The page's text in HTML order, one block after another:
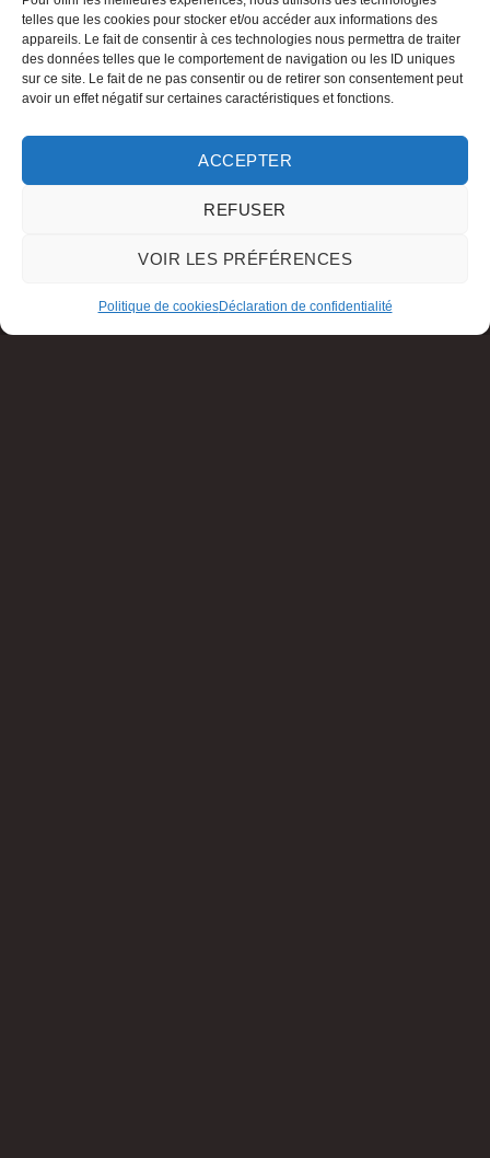
telles que les cookies pour stocker et/ou accéder aux informations des
appareils. Le fait de consentir à ces technologies nous permettra de traiter
des données telles que le comportement de navigation ou les ID uniques
sur ce site. Le fait de ne pas consentir ou de retirer son consentement peut
avoir un effet négatif sur certaines caractéristiques et fonctions.
ACCEPTER
REFUSER
VOIR LES PRÉFÉRENCES
Politique de cookiesDéclaration de confidentialité